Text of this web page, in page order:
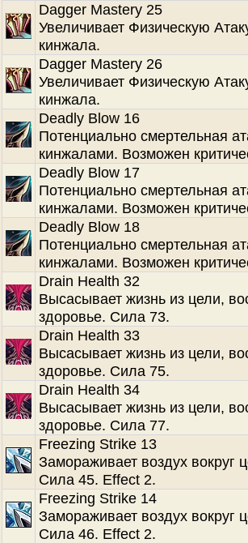
Dagger Mastery 25
Увеличивает Физическую
кинжала.
Dagger Mastery 26
Увеличивает Физическую
кинжала.
Deadly Blow 16
Потенциально смертельная
кинжалами. Возможен
Deadly Blow 17
Потенциально смертельная
кинжалами. Возможен
Deadly Blow 18
Потенциально смертельная
кинжалами. Возможен
Drain Health 32
Высасывает жизнь из цели,
здоровье. Сила 73.
Drain Health 33
Высасывает жизнь из цели,
здоровье. Сила 75.
Drain Health 34
Высасывает жизнь из цели,
здоровье. Сила 77.
Freezing Strike 13
Замораживает воздух вокруг
Сила 45. Effect 2.
Freezing Strike 14
Замораживает воздух вокруг
Сила 46. Effect 2.